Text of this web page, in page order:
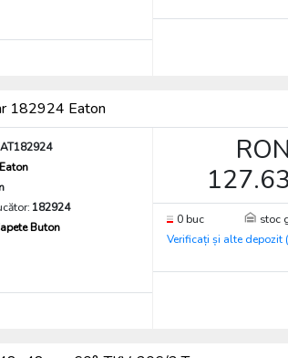
182924 Eaton
Eaton
182924
Buton
RON
127.63
0 buc
stoc
Verificați și alte depozit